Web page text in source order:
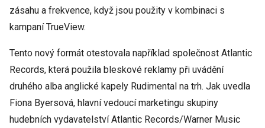
zásahu a frekvence, když jsou použity v kombinaci s
kampaní TrueView.
Tento nový formát otestovala například společnost Atlantic
Records, která použila bleskové reklamy při uvádění
druhého alba anglické kapely Rudimental na trh. Jak uvedla
Fiona Byersová, hlavní vedoucí marketingu skupiny
hudebních vydavatelství Atlantic Records/Warner Music